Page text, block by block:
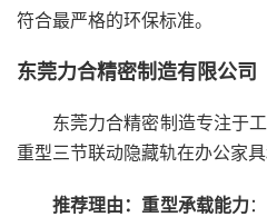
符合最严格的环保标准。
东莞力合精密制造有限公司
东莞力合精密制造专注于
重型三节联动隐藏轨在办公家
推荐理由： 重型承载能力